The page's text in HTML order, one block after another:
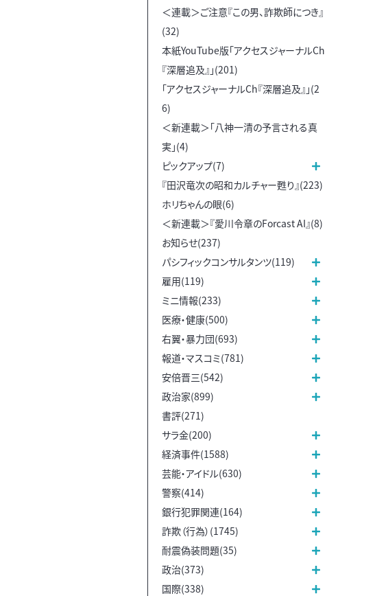
＜連載＞ご注意『この男、詐欺師につき』
(32)
本紙YouTube版「アクセスジャーナルCh
『深層追及』」(201)
「アクセスジャーナルCh『深層追及』」(2
6)
＜新連載＞「八神一清の予言される真
実」(4)
ピックアップ(7)
『田沢竜次の昭和カルチャー甦り』(223)
ホリちゃんの眼(6)
＜新連載＞『愛川令章のForcast AI』(8)
お知らせ(237)
パシフィックコンサルタンツ(119)
雇用(119)
ミニ情報(233)
医療・健康(500)
右翼・暴力団(693)
報道・マスコミ(781)
安倍晋三(542)
政治家(899)
書評(271)
サラ金(200)
経済事件(1588)
芸能・アイドル(630)
警察(414)
銀行犯罪関連(164)
詐欺（行為）(1745)
耐震偽装問題(35)
政治(373)
国際(338)